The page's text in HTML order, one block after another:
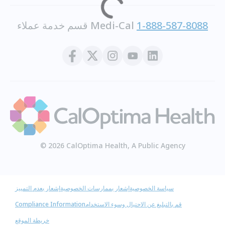
قسم خدمة عملاء Medi-Cal 1-888-587-8088
© 2026 CalOptima Health, A Public Agency
إشعار بعدم التمييزإشعار بممارسات الخصوصيةسياسة الخصوصية
Compliance Informationقم بالتبليغ عن الاحتيال وسوء الاستخدام
خريطة الموقع